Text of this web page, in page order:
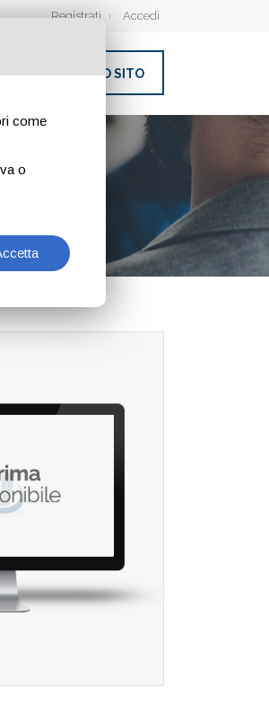
Registrati Accedi
INSERISCI IL TUO SITO
come
o